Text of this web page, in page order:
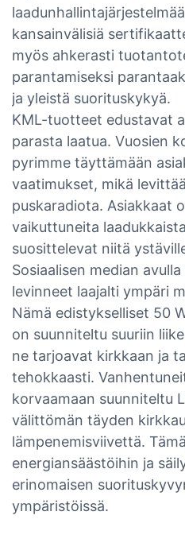
kansainvälisiä
myös ahkerasti
parantamiseksi
ja yleistä suorituskykyä.
KML-tuotteet edustavat
parasta laatua. Vuosien
pyrimme täyttämään
vaatimukset, mikä
puskaradiota. Asiakkaat
vaikuttuneita
suosittelevat niitä
Sosiaalisen median
levinneet laajalti ympäri
Nämä edistykselliset 50
on suunniteltu suuriin
ne tarjoavat kirkkaan ja
tehokkaasti.
korvaamaan suunniteltu
välittömän täyden
lämpenemisviivettä.
energiansäästöihin ja
erinomaisen
ympäristöissä.